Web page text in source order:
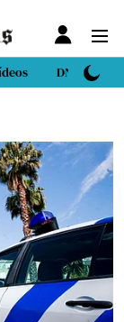
DN Sport